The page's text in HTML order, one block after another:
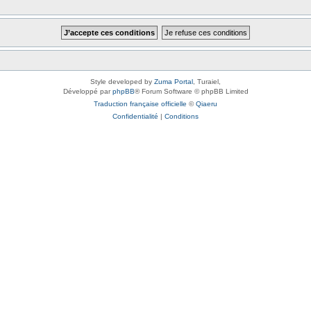
Style developed by Zuma Portal , Turaiel,
Développé parphpBB® Forum Software © phpBB Limited
Traduction française officielle ©Qiaeru
Confidentialité
Conditions